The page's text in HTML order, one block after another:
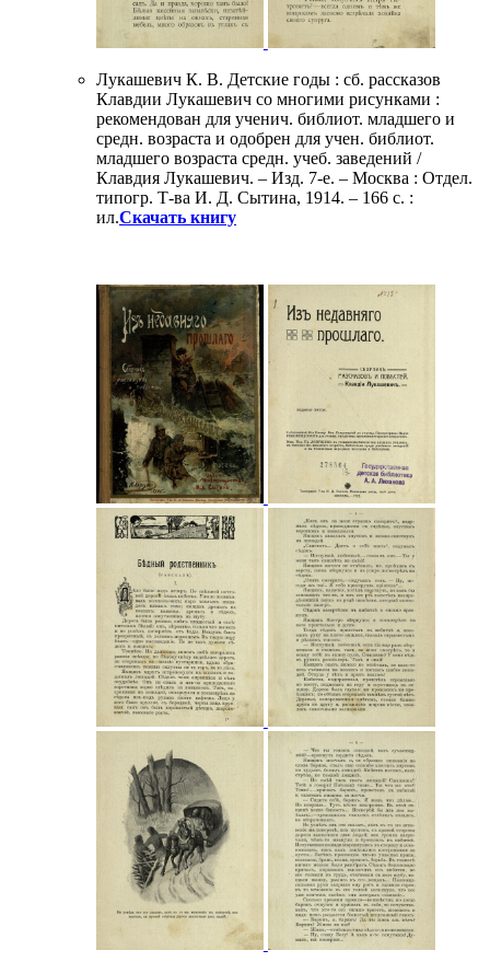
Лукашевич К. В. Детские годы : сб. рассказов
Клавдии Лукашевич со многими рисунками :
рекомендован для ученич. библиот. младшего и
средн. возраста и одобрен для учен. библиот.
младшего возраста средн. учеб. заведений /
Клавдия Лукашевич. – Изд. 7-е. – Москва : Отдел.
типогр. Т-ва И. Д. Сытина, 1914. – 166 с. :
ил.Скачать книгу